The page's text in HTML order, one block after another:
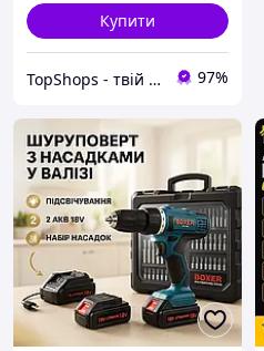
Купити
TopShops - твій інтернет магазин 97%